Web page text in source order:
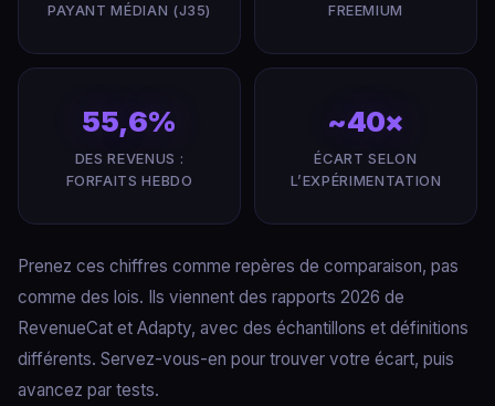
PAYANT MÉDIAN (J35)
FREEMIUM
55,6%
DES REVENUS :
FORFAITS HEBDO
~40×
ÉCART SELON
L’EXPÉRIMENTATION
Prenez ces chiffres comme repères de comparaison, pas
comme des lois. Ils viennent des rapports 2026 de
RevenueCat et Adapty, avec des échantillons et définitions
différents. Servez-vous-en pour trouver votre écart, puis
avancez par tests.